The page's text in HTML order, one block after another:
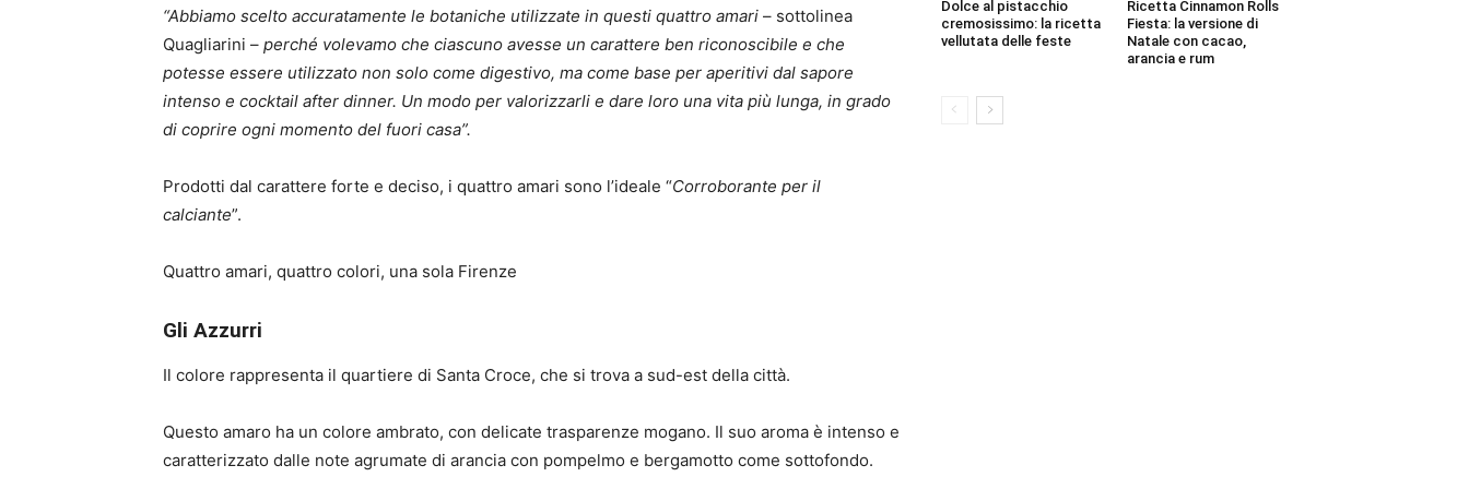
“Abbiamo scelto accuratamente le botaniche utilizzate in questi quattro amari – sottolinea
Quagliarini – perché volevamo che ciascuno avesse un carattere ben riconoscibile e che
potesse essere utilizzato non solo come digestivo, ma come base per aperitivi dal sapore
intenso e cocktail after dinner. Un modo per valorizzarli e dare loro una vita più lunga, in grado
di coprire ogni momento del fuori casa”.
Prodotti dal carattere forte e deciso, i quattro amari sono l’ideale “Corroborante per il
calciante”.
Quattro amari, quattro colori, una sola Firenze
Gli Azzurri
Il colore rappresenta il quartiere di Santa Croce, che si trova a sud-est della città.
Questo amaro ha un colore ambrato, con delicate trasparenze mogano. Il suo aroma è intenso e
caratterizzato dalle note agrumate di arancia con pompelmo e bergamotto come sottofondo.
Dolce al pistacchio
cremosissimo: la ricetta
vellutata delle feste
Ricetta Cinnamon Rolls
Fiesta: la versione di
Natale con cacao,
arancia e rum